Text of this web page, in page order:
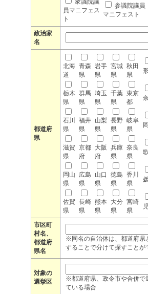
衆議院議
員マニフェス
ト
参議院議員
マニフェスト
政治家
名
都道府
県
北海
道
青森
県
岩手
県
宮城
県
秋田
県
栃木
県
群馬
県
埼玉
県
千葉
県
東京
都
石川
県
福井
県
山梨
県
長野
県
岐阜
県
滋賀
県
京都
府
大阪
府
兵庫
県
奈良
県
岡山
県
広島
県
山口
県
徳島
県
香川
県
佐賀
県
長崎
県
熊本
県
大分
県
宮崎
県
市区町
村名、
都道府
県名
※同名の自治体は、都道府県
することで分けて探すことが
対象の
選挙区
※都道府県、政令市や合併で
ている場合